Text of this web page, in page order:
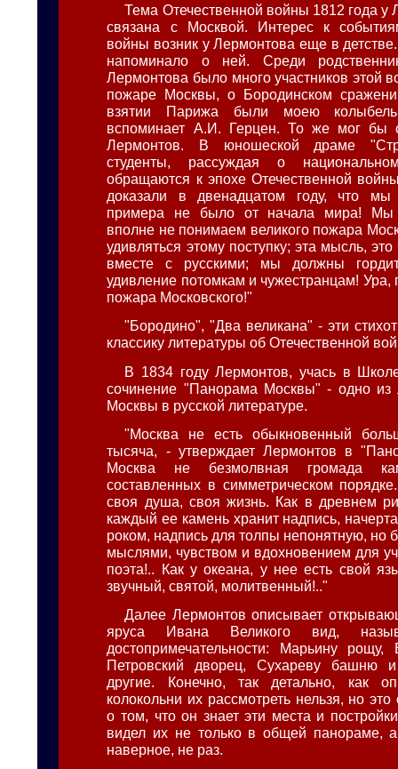
Тема Отечественной войны 1812 года у
связана с Москвой. Интерес к
войны возник у Лермонтова еще в
напоминало о ней. Среди
Лермонтова было много участников этой
пожаре Москвы, о Бородинском
взятии Парижа были моею
вспоминает А.И. Герцен. То же мог бы
Лермонтов. В юношеской драме
студенты, рассуждая о
обращаются к эпохе Отечественной
доказали в двенадцатом году, что мы
примера не было от начала мира! Мы
вполне не понимаем великого пожара
удивляться этому поступку; эта мысль,
вместе с русскими; мы должны
удивление потомкам и чужестранцам! Ура,
пожара Московского!"
"Бородино", "Два великана" - эти
классику литературы об Отечественной
В 1834 году Лермонтов, учась в
сочинение "Панорама Москвы" - одно из
Москвы в русской литературе.
"Москва не есть обыкновенный
тысяча, - утверждает Лермонтов в
Москва не безмолвная громада
составленных в симметрическом
своя душа, своя жизнь. Как в древнем
каждый ее камень хранит надпись,
роком, надпись для толпы непонятную, но
мыслями, чувством и вдохновением для
поэта!.. Как у океана, у нее есть свой
звучный, святой, молитвенный!.."
Далее Лермонтов описывает
яруса Ивана Великого вид,
достопримечательности: Марьину
Петровский дворец, Сухареву башню
другие. Конечно, так детально, как
колокольни их рассмотреть нельзя, но это
о том, что он знает эти места и
видел их не только в общей панораме,
наверное, не раз.